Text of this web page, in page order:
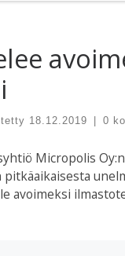
18.12.2019 0
Micropolis Oy:n
avoimeksi